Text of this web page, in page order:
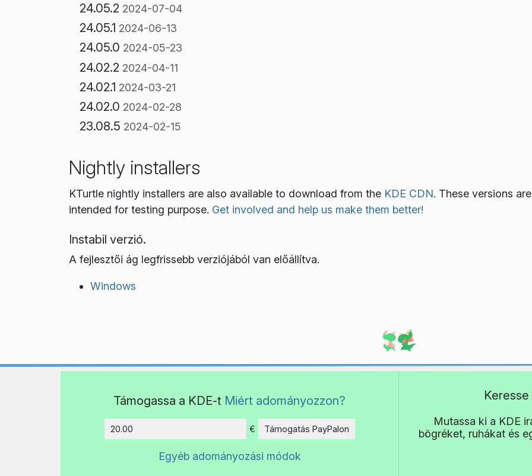
24.05.2 2024-07-04
24.05.1 2024-06-13
24.05.0 2024-05-23
24.02.2 2024-04-11
24.02.1 2024-03-21
24.02.0 2024-02-28
23.08.5 2024-02-15
Nightly installers
KTurtle nightly installers are also available to download from the KDE CDN. These versions are
intended for testing purpose. Get involved and help us make them better!
Instabil verzió.
A fejlesztői ág legfrissebb verziójából van előállítva.
Windows
Támogassa a KDE-t Miért adományozzon?
Összeg
€ Támogatás PayPalon
Egyéb adományozási módok
Mutassa ki a KDE
bögréket, ruhákat és